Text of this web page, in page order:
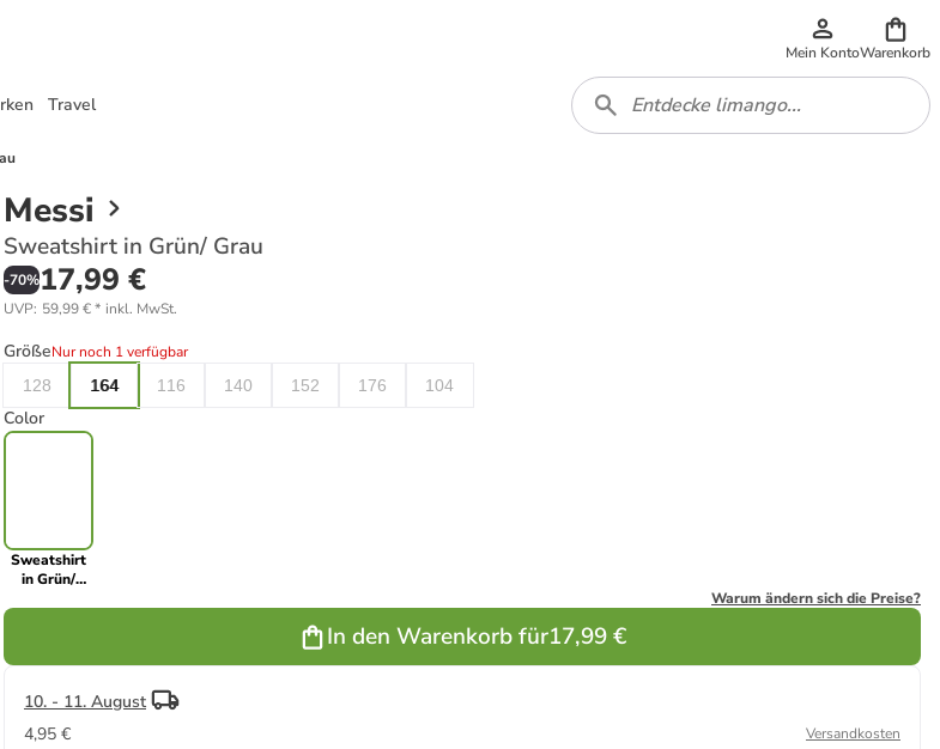
Mein KontoWarenkorb
Travel
Messi
Sweatshirt in Grün/ Grau
-70%17,99 €
UVP: 59,99 €* inkl. MwSt.
GrößeNur noch 1 verfügbar
128
164 116 140 152 176 104
Color
Sweatshirt
in Grün/
Warum ändern sich die Preise?
In den Warenkorb für17,99 €
10. - 11. August
4,95 €
Versandkosten